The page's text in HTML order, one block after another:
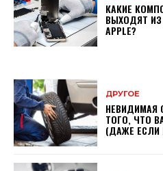
КАКИЕ
ВЫХОДЯТ
APPLE?
ДРУГОЕ
НЕВИДИМАЯ
ТОГО, ЧТО
(ДАЖЕ ЕСЛИ